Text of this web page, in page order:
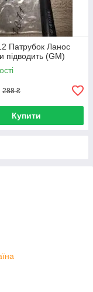
Патрубок Ланос
підводить (GM)
288 ₴
Купити